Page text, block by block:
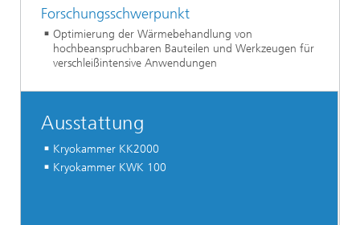
Forschungsschwerpunkt
Optimierung der Wärmebehandlung von
hochbeanspruchbaren Bauteilen und Werkzeugen für
verschleißintensive Anwendungen
Ausstattung
Kryokammer KK2000
Kryokammer KWK 100